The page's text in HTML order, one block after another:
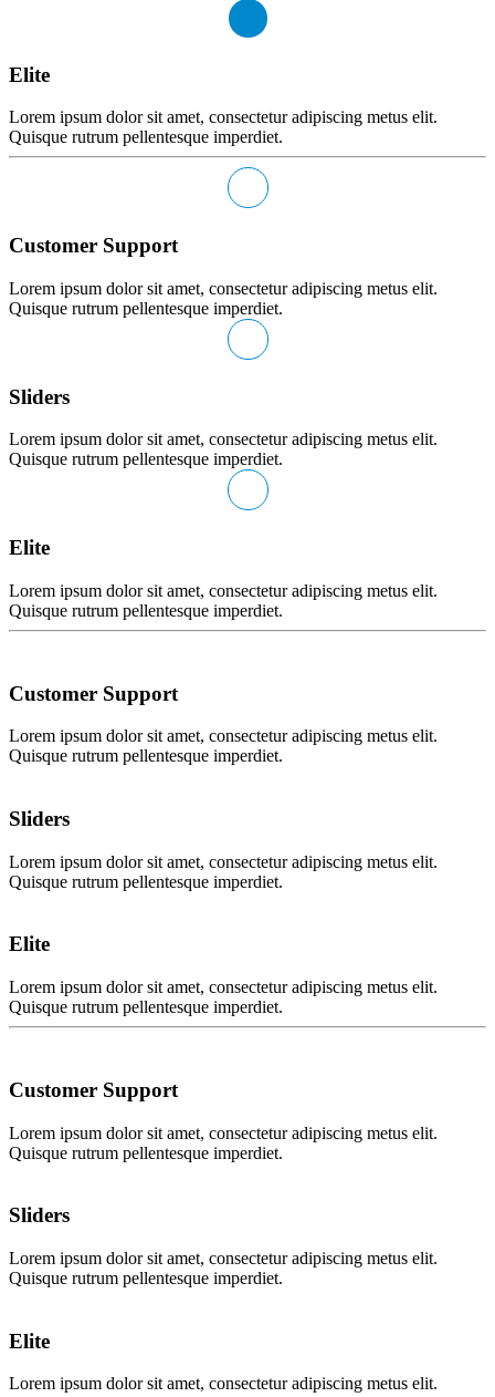
Elite
Lorem ipsum dolor sit amet, consectetur adipiscing metus elit.
Quisque rutrum pellentesque imperdiet.
Customer Support
Lorem ipsum dolor sit amet, consectetur adipiscing metus elit.
Quisque rutrum pellentesque imperdiet.
Sliders
Lorem ipsum dolor sit amet, consectetur adipiscing metus elit.
Quisque rutrum pellentesque imperdiet.
Elite
Lorem ipsum dolor sit amet, consectetur adipiscing metus elit.
Quisque rutrum pellentesque imperdiet.
Customer Support
Lorem ipsum dolor sit amet, consectetur adipiscing metus elit.
Quisque rutrum pellentesque imperdiet.
Sliders
Lorem ipsum dolor sit amet, consectetur adipiscing metus elit.
Quisque rutrum pellentesque imperdiet.
Elite
Lorem ipsum dolor sit amet, consectetur adipiscing metus elit.
Quisque rutrum pellentesque imperdiet.
Customer Support
Lorem ipsum dolor sit amet, consectetur adipiscing metus elit.
Quisque rutrum pellentesque imperdiet.
Sliders
Lorem ipsum dolor sit amet, consectetur adipiscing metus elit.
Quisque rutrum pellentesque imperdiet.
Elite
Lorem ipsum dolor sit amet, consectetur adipiscing metus elit.